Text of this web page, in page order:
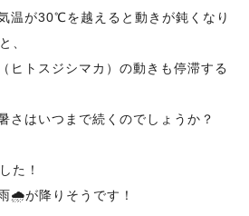
温が30℃を越えると動きが鈍くなり
、
ヒトスジシマカ）の動きも停滞する
さはいつまで続くのでしょうか？
た！
🌧️が降りそうです！